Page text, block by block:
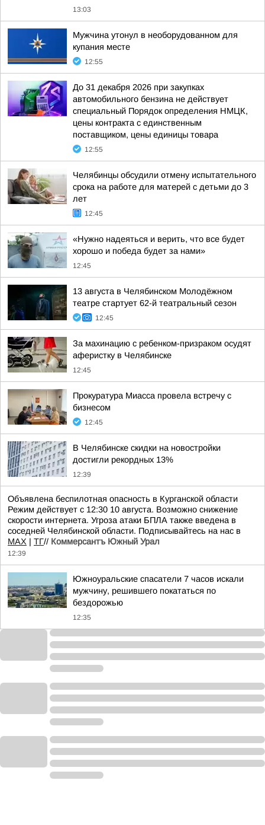
13:03
Мужчина утонул в необорудованном для
купания месте
12:55
До 31 декабря 2026 при закупках
автомобильного бензина не действует
специальный Порядок определения НМЦК,
цены контракта с единственным
поставщиком, цены единицы товара
12:55
Челябинцы обсудили отмену испытательного
срока на работе для матерей с детьми до 3
лет
12:45
«Нужно надеяться и верить, что все будет
хорошо и победа будет за нами»
12:45
13 августа в Челябинском Молодёжном
театре стартует 62-й театральный сезон
12:45
За махинацию с ребенком-призраком осудят
аферистку в Челябинске
12:45
Прокуратура Миасса провела встречу с
бизнесом
12:45
В Челябинске скидки на новостройки
достигли рекордных 13%
12:39
Объявлена беспилотная опасность в Курганской области
Режим действует с 12:30 10 августа. Возможно снижение
скорости интернета. Угроза атаки БПЛА также введена в
соседней Челябинской области. Подписывайтесь на нас в
MAХ | ТГ// Коммерсантъ Южный Урал
12:39
Южноуральские спасатели 7 часов искали
мужчину, решившего покататься по
бездорожью
12:35